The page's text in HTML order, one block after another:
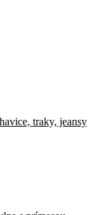
traky, jeansy